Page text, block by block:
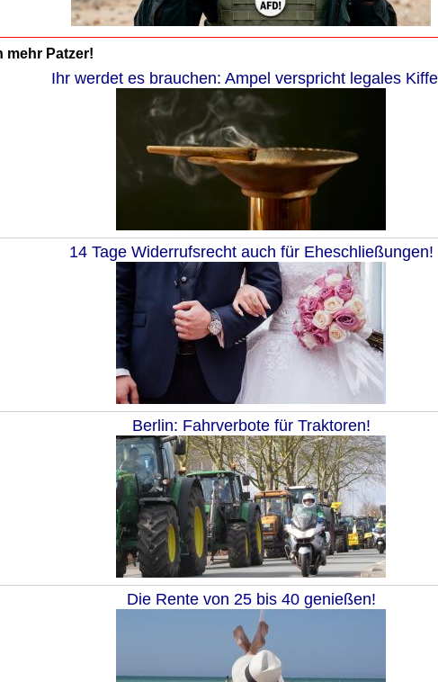
mehr Patzer!
Ihr werdet es brauchen: Ampel verspricht legales
14 Tage Widerrufsrecht auch für Eheschließungen!
Berlin: Fahrverbote für Traktoren!
Die Rente von 25 bis 40 genießen!